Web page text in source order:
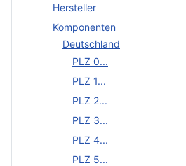
Hersteller
Komponenten
Deutschland
PLZ 0...
PLZ 1...
PLZ 2...
PLZ 3...
PLZ 4...
PLZ 5...